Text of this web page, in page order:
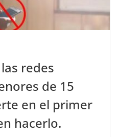
redes
de 15
en el primer
hacerlo.